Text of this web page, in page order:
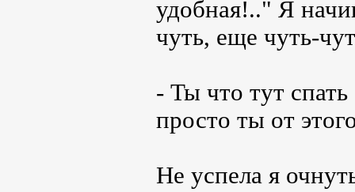
удобная!.." Я
чуть, еще чуть-
- Ты что тут
просто ты от
Не успела я